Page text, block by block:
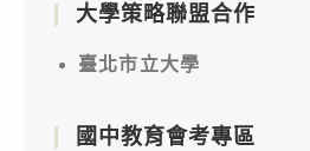
大學策略聯盟合作
臺北市立大學
國中教育會考專區